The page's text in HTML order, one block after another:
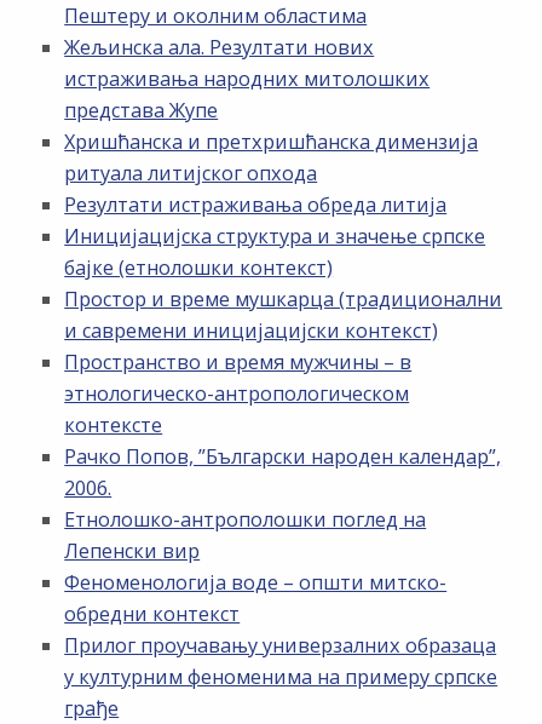
Пештеру и околним областима
Жељинска ала. Резултати нових
истраживања народних митолошких
представа Жупе
Хришћанска и претхришћанска димензија
ритуала литијског опхода
Резултати истраживања обреда литија
Иницијацијска структура и значење српске
бајке (етнолошки контекст)
Простор и време мушкарца (традиционални
и савремени иницијацијски контекст)
Пространство и время мужчины – в
этнологическо-антропологическом
контексте
Рачко Попов, ”Български народен календар”,
2006.
Етнолошко-антрополошки поглед на
Лепенски вир
Феноменологија воде – општи митско-
обредни контекст
Прилог проучавању универзалних образаца
у културним феноменима на примеру српске
грађе